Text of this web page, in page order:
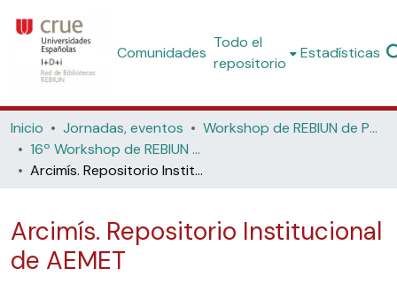
Comunidades
Todo el
repositorio
Estadísticas
Inicio Jornadas, eventos
Workshop de REBIUN de Proyectos Digitales
16º Workshop de REBIUN de Proyectos Digitales, 7ª Jornadas de Os Repositorios, 11º Coloquio Internacional de Ciencias de la Documentación (Universidad de Salamanca, 2017)
Arcimís. Repositorio Institucional de AEMET
Arcimís. Repositorio Institucional
de AEMET